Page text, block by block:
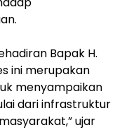
Bapak H.
ini merupakan
menyampaikan
dari infrastruktur
ujar